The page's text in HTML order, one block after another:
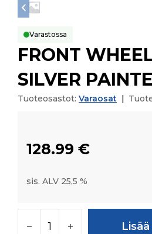
Varastossa
FRONT
SILVER
Tuoteosastot: Varaosat
128.99 €
sis. ALV 25,5 %